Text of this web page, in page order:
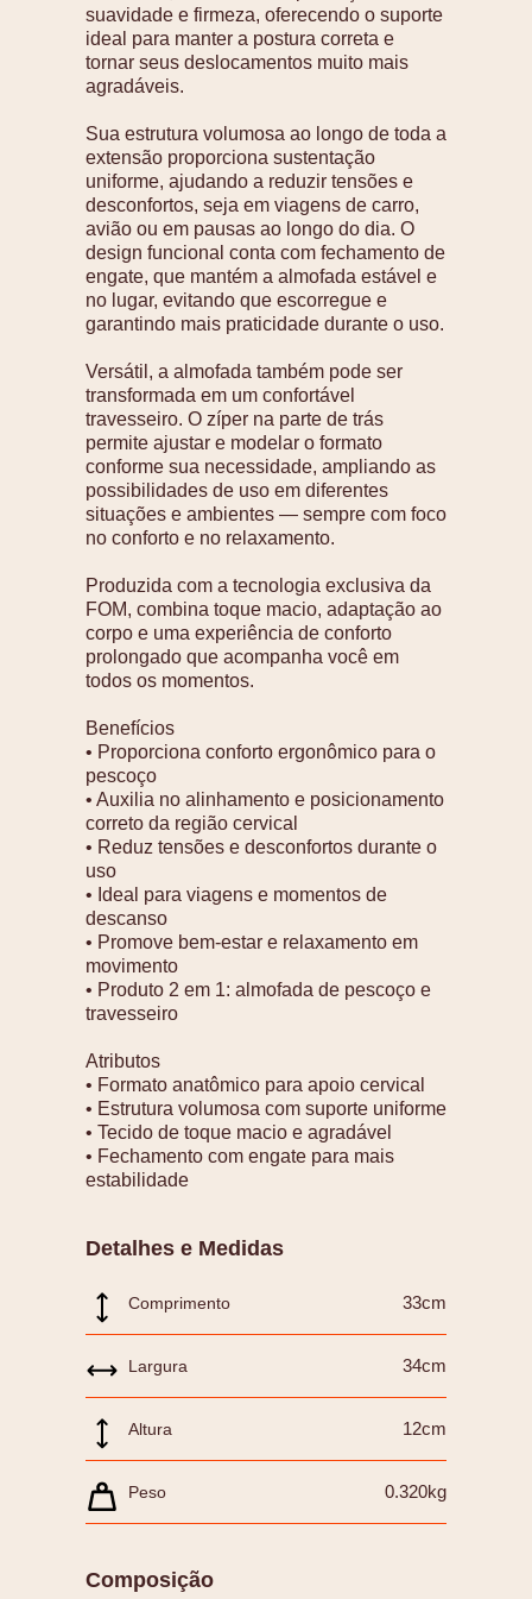
suavidade e firmeza, oferecendo o suporte
ideal para manter a postura correta e
tornar seus deslocamentos muito mais
agradáveis.
Sua estrutura volumosa ao longo de toda a
extensão proporciona sustentação
uniforme, ajudando a reduzir tensões e
desconfortos, seja em viagens de carro,
avião ou em pausas ao longo do dia. O
design funcional conta com fechamento de
engate, que mantém a almofada estável e
no lugar, evitando que escorregue e
garantindo mais praticidade durante o uso.
Versátil, a almofada também pode ser
transformada em um confortável
travesseiro. O zíper na parte de trás
permite ajustar e modelar o formato
conforme sua necessidade, ampliando as
possibilidades de uso em diferentes
situações e ambientes — sempre com foco
no conforto e no relaxamento.
Produzida com a tecnologia exclusiva da
FOM, combina toque macio, adaptação ao
corpo e uma experiência de conforto
prolongado que acompanha você em
todos os momentos.
Benefícios
• Proporciona conforto ergonômico para o
pescoço
• Auxilia no alinhamento e posicionamento
correto da região cervical
• Reduz tensões e desconfortos durante o
uso
• Ideal para viagens e momentos de
descanso
• Promove bem-estar e relaxamento em
movimento
• Produto 2 em 1: almofada de pescoço e
travesseiro
Atributos
• Formato anatômico para apoio cervical
• Estrutura volumosa com suporte uniforme
• Tecido de toque macio e agradável
• Fechamento com engate para mais
estabilidade
Detalhes e Medidas
Comprimento 33cm
Largura 34cm
Altura 12cm
Peso 0.320kg
Composição